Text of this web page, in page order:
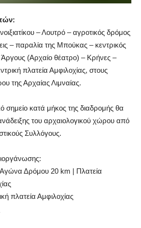
– Λουτρό – αγροτικός δρόμος
– παραλία της Μπούκας – κεντρικός
Άργους (Αρχαίο θέατρο) – Κρήνες –
πλατεία Αμφιλοχίας, στους
της Αρχαίας Λιμναίας.
σημείο κατά μήκος της διαδρομής θα
του αρχαιολογικού χώρου από
Συλλόγους.
Δρόμου 20 km | Πλατεία
πλατεία Αμφιλοχίας